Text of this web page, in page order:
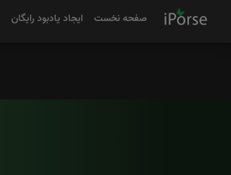
صفحه نخست ایجاد یادبود رایگان